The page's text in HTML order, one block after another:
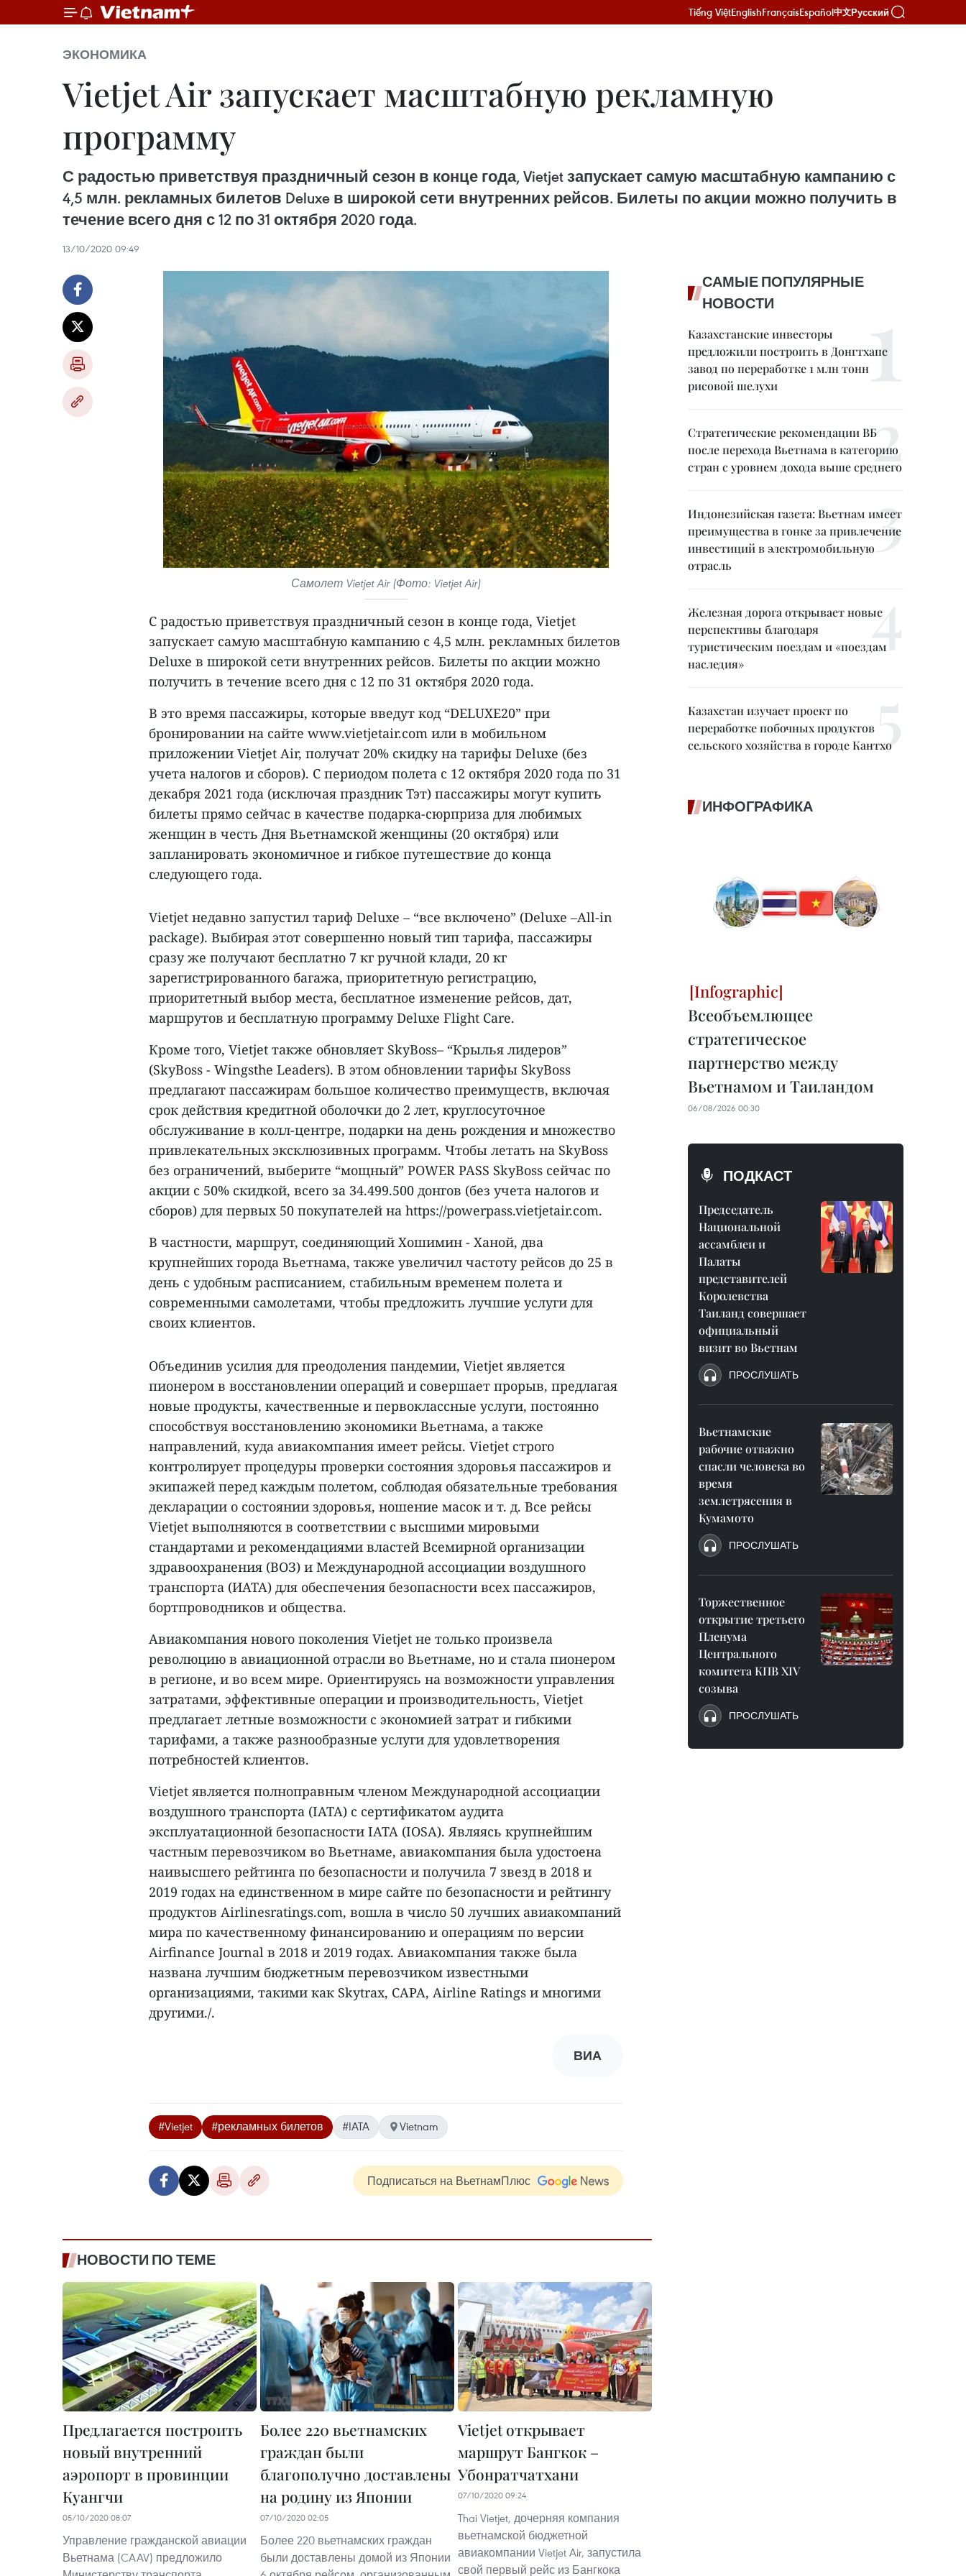
Tiếng ViệtEnglishFrançaisEspañol中文Русский
ЭКОНОМИКА
Vietjet Air запускает масштабную рекламную
программу
С радостью приветствуя праздничный сезон в конце года, Vietjet запускает самую масштабную кампанию с
4,5 млн. рекламных билетов Deluxe в широкой сети внутренних рейсов. Билеты по акции можно получить в
течение всего дня с 12 по 31 октября 2020 года.
13/10/2020 09:49
Самолет Vietjet Air (Фото: Vietjet Air)
С радостью приветствуя праздничный сезон в конце года, Vietjet
запускает самую масштабную кампанию с 4,5 млн. рекламных билетов
Deluxe в широкой сети внутренних рейсов. Билеты по акции можно
получить в течение всего дня с 12 по 31 октября 2020 года.
В это время пассажиры, которые введут код “DELUXE20” при
бронировании на сайте www.vietjetair.com или в мобильном
приложении Vietjet Air, получат 20% скидку на тарифы Deluxe (без
учета налогов и сборов). С периодом полета с 12 октября 2020 года по 31
декабря 2021 года (исключая праздник Тэт) пассажиры могут купить
билеты прямо сейчас в качестве подарка-сюрприза для любимых
женщин в честь Дня Вьетнамской женщины (20 октября) или
запланировать экономичное и гибкое путешествие до конца
следующего года.
Vietjet недавно запустил тариф Deluxe – “все включено” (Deluxe –All-in
package). Выбирая этот совершенно новый тип тарифа, пассажиры
сразу же получают бесплатно 7 кг ручной клади, 20 кг
зарегистрированного багажа, приоритетную регистрацию,
приоритетный выбор места, бесплатное изменение рейсов, дат,
маршрутов и бесплатную программу Deluxe Flight Care.
Кроме того, Vietjet также обновляет SkyBoss– “Крылья лидеров”
(SkyBoss - Wingsthe Leaders). В этом обновлении тарифы SkyBoss
предлагают пассажирам большое количество преимуществ, включая
срок действия кредитной оболочки до 2 лет, круглосуточное
обслуживание в колл-центре, подарки на день рождения и множество
привлекательных эксклюзивных программ. Чтобы летать на SkyBoss
без ограничений, выберите “мощный” POWER PASS SkyBoss сейчас по
акции с 50% скидкой, всего за 34.499.500 донгов (без учета налогов и
сборов) для первых 50 покупателей на https://powerpass.vietjetair.com.
В частности, маршрут, соединяющий Хошимин - Ханой, два
крупнейших города Вьетнама, также увеличил частоту рейсов до 25 в
день с удобным расписанием, стабильным временем полета и
современными самолетами, чтобы предложить лучшие услуги для
своих клиентов.
Объединив усилия для преодоления пандемии, Vietjet является
пионером в восстановлении операций и совершает прорыв, предлагая
новые продукты, качественные и первоклассные услуги, постоянно
способствуя восстановлению экономики Вьетнама, а также
направлений, куда авиакомпания имеет рейсы. Vietjet строго
контролирует процедуры проверки состояния здоровья пассажиров и
экипажей перед каждым полетом, соблюдая обязательные требования
декларации о состоянии здоровья, ношение масок и т. д. Все рейсы
Vietjet выполняются в соответствии с высшими мировыми
стандартами и рекомендациями властей Всемирной организации
здравоохранения (ВОЗ) и Международной ассоциации воздушного
транспорта (ИАТА) для обеспечения безопасности всех пассажиров,
бортпроводников и общества.
Авиакомпания нового поколения Vietjet не только произвела
революцию в авиационной отрасли во Вьетнаме, но и стала пионером
в регионе, и во всем мире. Ориентируясь на возможности управления
затратами, эффективные операции и производительность, Vietjet
предлагает летные возможности с экономией затрат и гибкими
тарифами, а также разнообразные услуги для удовлетворения
потребностей клиентов.
Vietjet является полноправным членом Международной ассоциации
воздушного транспорта (IATA) с сертификатом аудита
эксплуатационной безопасности IATA (IOSA). Являясь крупнейшим
частным перевозчиком во Вьетнаме, авиакомпания была удостоена
наивысшего рейтинга по безопасности и получила 7 звезд в 2018 и
2019 годах на единственном в мире сайте по безопасности и рейтингу
продуктов Airlinesratings.com, вошла в число 50 лучших авиакомпаний
мира по качественному финансированию и операциям по версии
Airfinance Journal в 2018 и 2019 годах. Авиакомпания также была
названа лучшим бюджетным перевозчиком известными
организациями, такими как Skytrax, CAPA, Airline Ratings и многими
другими./.
ВИА
#Vietjet #рекламных билетов #IATA Vietnam
Подписаться на ВьетнамПлюс
НОВОСТИ ПО ТЕМЕ
Предлагается построить
новый внутренний
аэропорт в провинции
Куангчи
05/10/2020 08:07
Управление гражданской авиации
Вьетнама (CAAV) предложило
Более 220 вьетнамских
граждан были
благополучно доставлены
на родину из Японии
07/10/2020 02:05
Более 220 вьетнамских граждан
были доставлены домой из Японии
Vietjet открывает
маршрут Бангкок –
Убонратчатхани
07/10/2020 09:24
Thai Vietjet, дочерняя компания
вьетнамской бюджетной
авиакомпании Vietjet Air, запустила
свой первый рейс из Бангкока
САМЫЕ ПОПУЛЯРНЫЕ
НОВОСТИ
Казахстанские инвесторы
предложили построить в Донгтхапе
завод по переработке 1 млн тонн
рисовой шелухи
Стратегические рекомендации ВБ
после перехода Вьетнама в категорию
стран с уровнем дохода выше среднего
Индонезийская газета: Вьетнам имеет
преимущества в гонке за привлечение
инвестиций в электромобильную
отрасль
Железная дорога открывает новые
перспективы благодаря
туристическим поездам и «поездам
наследия»
Казахстан изучает проект по
переработке побочных продуктов
сельского хозяйства в городе Кантхо
ИНФОГРАФИКА
Всеобъемлющее
стратегическое
партнерство между
Вьетнамом и Таиландом
06/08/2026 00:30
ПОДКАСТ
Председатель
Национальной
ассамблеи и
Палаты
представителей
Королевства
Таиланд совершает
официальный
визит во Вьетнам
ПРОСЛУШАТЬ
Вьетнамские
рабочие отважно
спасли человека во
время
землетрясения в
Кумамото
ПРОСЛУШАТЬ
Торжественное
открытие третьего
Пленума
Центрального
комитета КПВ XIV
созыва
ПРОСЛУШАТЬ